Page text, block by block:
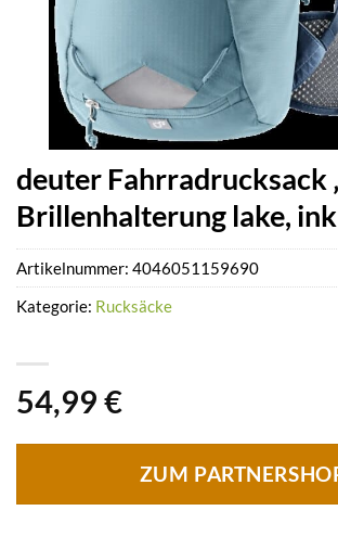
deuter Fahrradrucksack
Brillenhalterung lake, ink
54,99 €
ZUM
Artikelnummer: 4046051159690
Kategorie: Rucksäcke